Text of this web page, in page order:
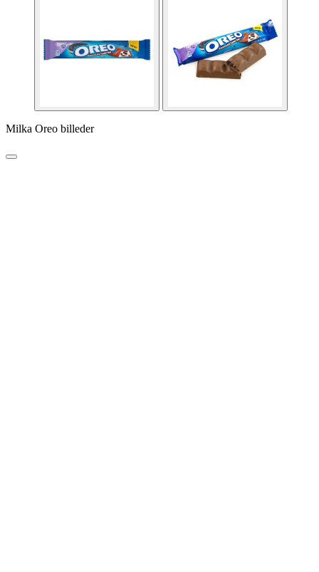
Milka Oreo billeder